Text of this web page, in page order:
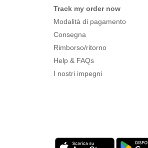
Track my order now
Modalità di pagamento
Consegna
Rimborso/ritorno
Help & FAQs
I nostri impegni